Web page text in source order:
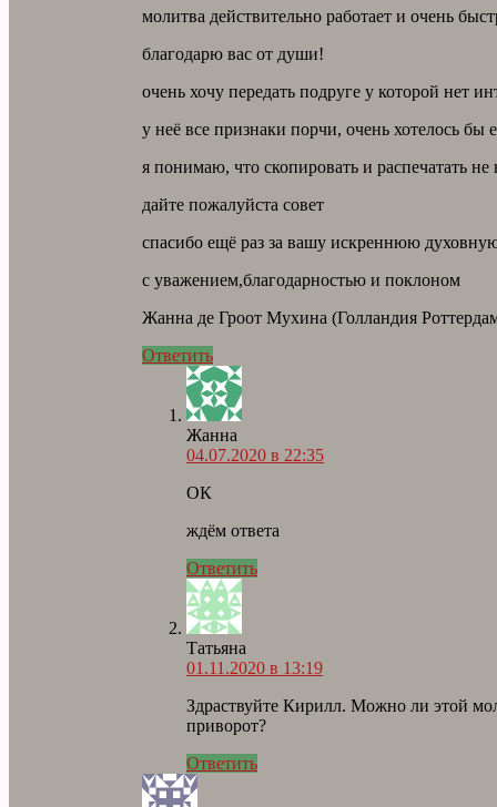
молитва действительно работает и очень
благодарю вас от души!
очень хочу передать подруге у которой нет
у неё все признаки порчи, очень хотелось бы
я понимаю, что скопировать и распечатать
дайте пожалуйста совет
спасибо ещё раз за вашу искреннюю
с уважением,благодарностью и поклоном
Жанна де Гроот Мухина (Голландия
Ответить
Жанна
04.07.2020 в 22:35
ОК
ждём ответа
Ответить
Татьяна
01.11.2020 в 13:19
Здраствуйте Кирилл. Можно ли этой
приворот?
Ответить